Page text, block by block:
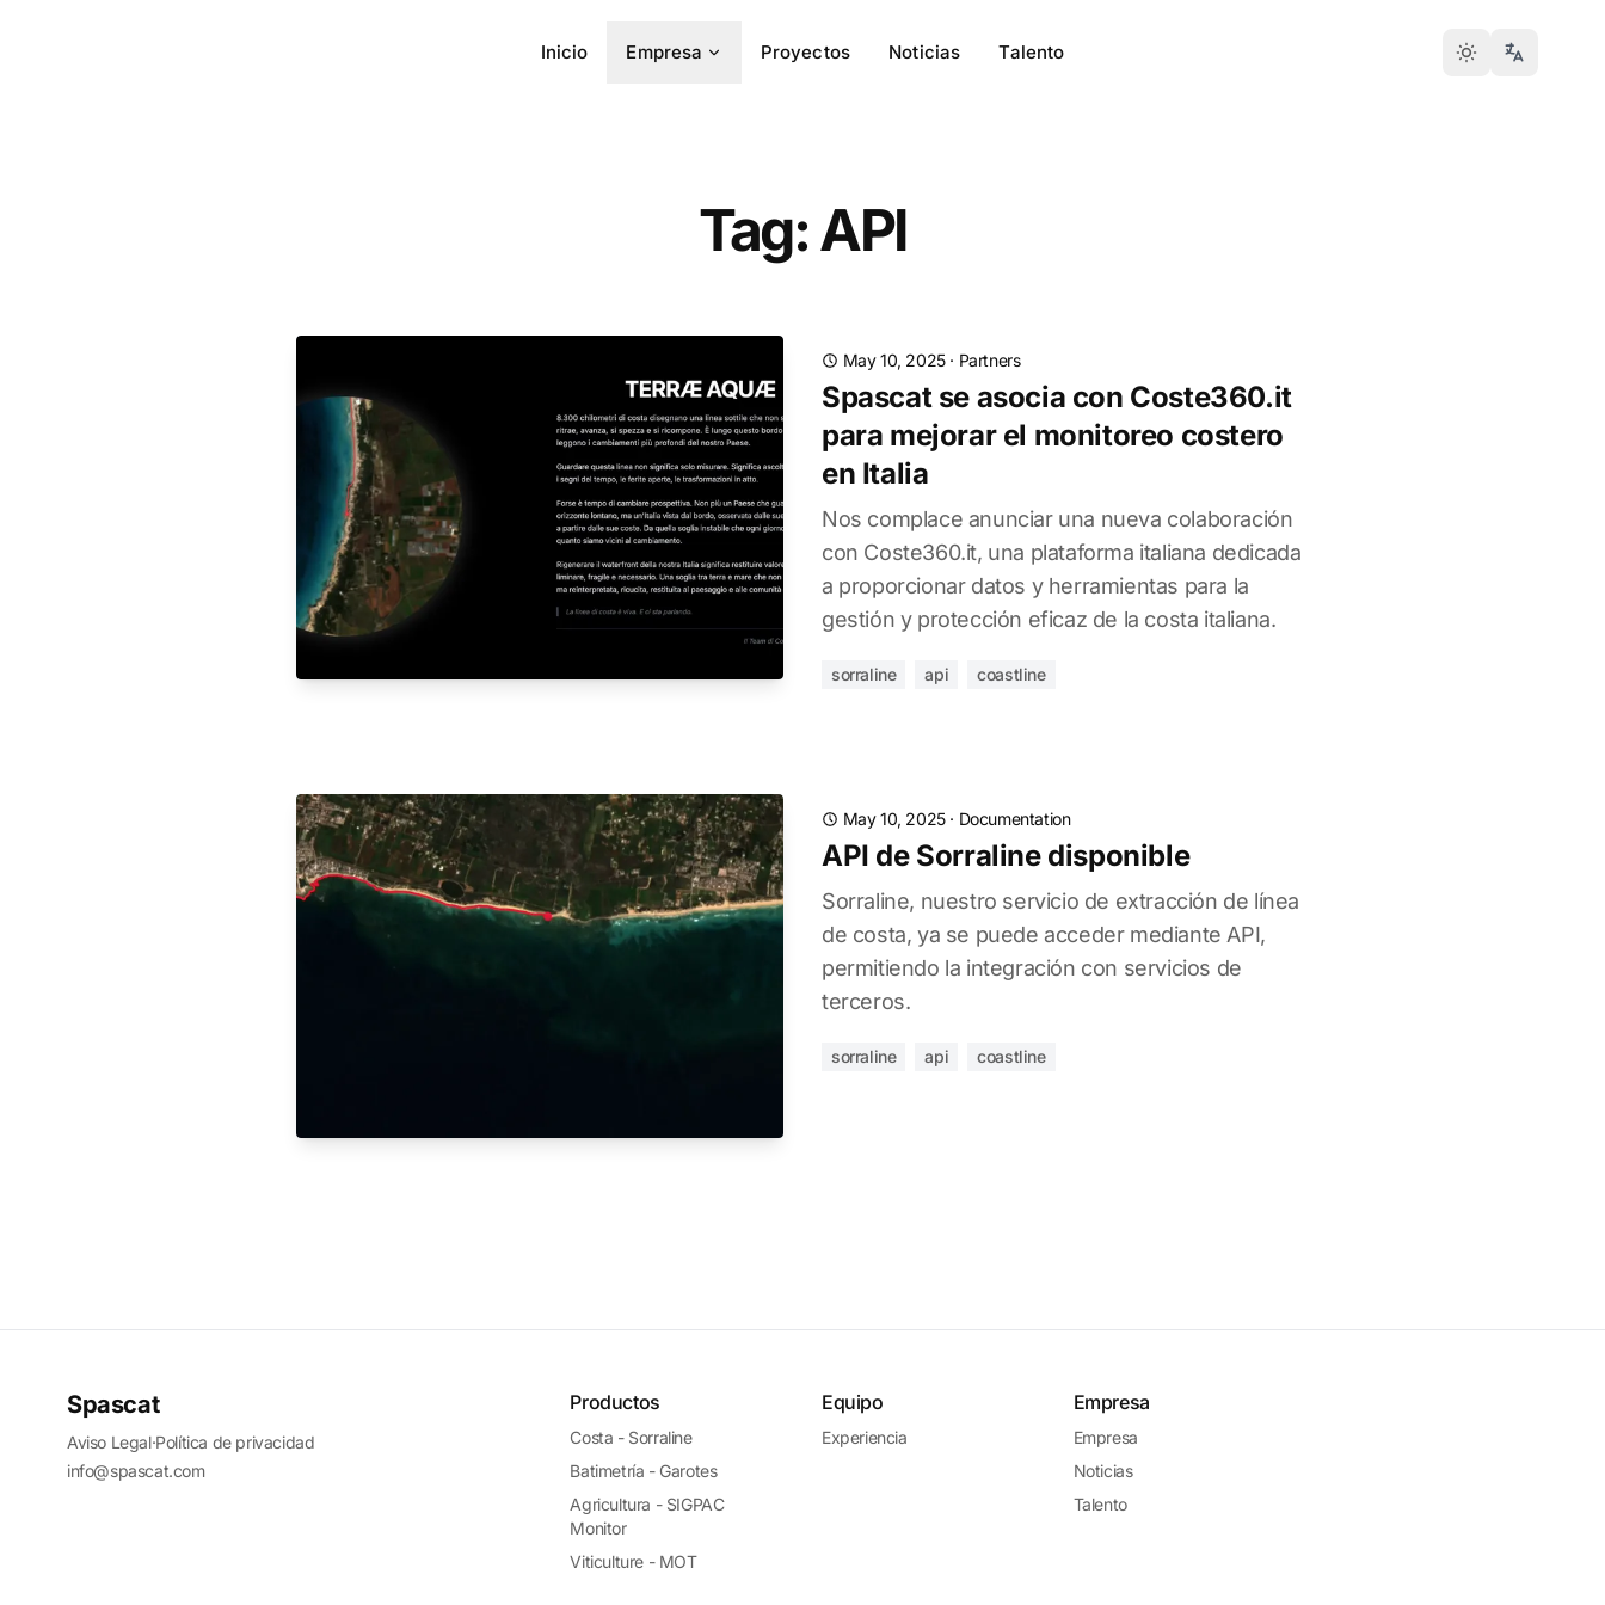
Inicio Empresa Proyectos Noticias Talento
Tag: API
May 10, 2025· Partners
Spascat se asocia con Coste360.it
para mejorar el monitoreo costero
en Italia
Nos complace anunciar una nueva colaboración
con Coste360.it, una plataforma italiana dedicada
a proporcionar datos y herramientas para la
gestión y protección eficaz de la costa italiana.
sorraline api coastline
May 10, 2025· Documentation
API de Sorraline disponible
Sorraline, nuestro servicio de extracción de línea
de costa, ya se puede acceder mediante API,
permitiendo la integración con servicios de
terceros.
sorraline api coastline
Spascat
Aviso Legal·Política de privacidad
info@spascat.com
Productos
Costa - Sorraline
Batimetría - Garotes
Agricultura - SIGPAC
Monitor
Viticulture - MOT
Equipo
Experiencia
Empresa
Empresa
Noticias
Talento